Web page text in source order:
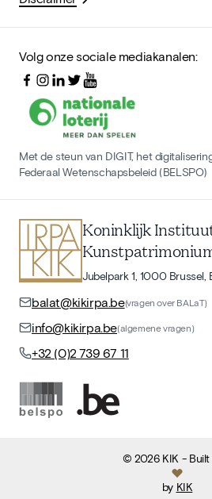
Volg onze sociale mediakanalen:
Met de steun van DIGIT, het
Federaal Wetenschapsbeleid (BELSPO)
Koninklijk
Jubelpark 1, 1000 Brussel,
balat@kikirpa.be(vragen over BALaT)
info@kikirpa.be(algemene vragen)
+32 (0)2 739 67 11
©2026 KIK - Built
by KIK